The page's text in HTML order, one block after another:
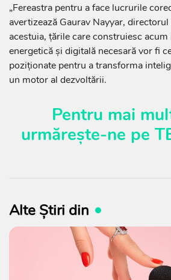
„Fereastra pentru a face lucrurile
avertizează Gaurav Nayyar,
acestuia, țările care construiesc
energetică și digitală necesară vor fi
poziționate pentru a transforma
un motor al dezvoltării.
Pentru mai
urmărește-ne pe
Alte Știri din